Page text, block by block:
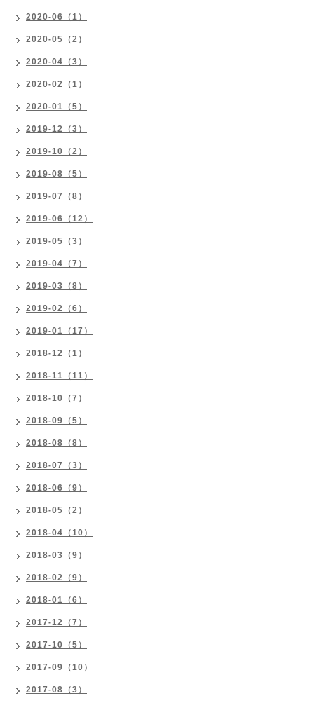
2020-06（1）
2020-05（2）
2020-04（3）
2020-02（1）
2020-01（5）
2019-12（3）
2019-10（2）
2019-08（5）
2019-07（8）
2019-06（12）
2019-05（3）
2019-04（7）
2019-03（8）
2019-02（6）
2019-01（17）
2018-12（1）
2018-11（11）
2018-10（7）
2018-09（5）
2018-08（8）
2018-07（3）
2018-06（9）
2018-05（2）
2018-04（10）
2018-03（9）
2018-02（9）
2018-01（6）
2017-12（7）
2017-10（5）
2017-09（10）
2017-08（3）